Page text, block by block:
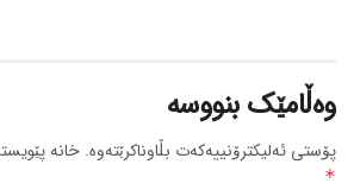
وەڵامێک بنووسە
پۆستی ئەلیکترۆنییەکەت بڵاوناکرێتەوە. خانە
*